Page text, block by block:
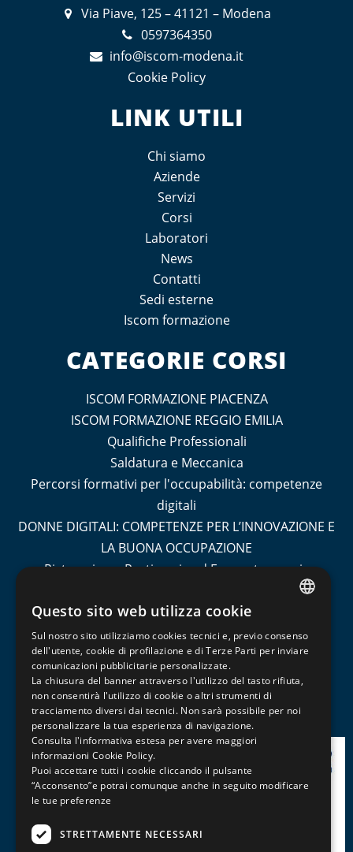
Via Piave, 125 – 41121 – Modena
0597364350
info@iscom-modena.it
Cookie Policy
LINK UTILI
Chi siamo
Aziende
Servizi
Corsi
Laboratori
News
Contatti
Sedi esterne
Iscom formazione
CATEGORIE CORSI
ISCOM FORMAZIONE PIACENZA
ISCOM FORMAZIONE REGGIO EMILIA
Qualifiche Professionali
Saldatura e Meccanica
Percorsi formativi per l'occupabilità: competenze
digitali
DONNE DIGITALI: COMPETENZE PER L’INNOVAZIONE E
LA BUONA OCCUPAZIONE
Ristorazione, Pasticceria ed Enogastronomia
Turismo
Contabilità e Amministrazione del Personale
Informatica, Grafica e Cad
Management, Marketing, Comunicazione e Social
Media
Patentini, Abilitazioni e Professioni
ENGLISH
Questo sito web utilizza cookie
Sul nostro sito utilizziamo cookies tecnici e, previo consenso
dell'utente, cookie di profilazione e di Terze Parti per inviare
comunicazioni pubblicitarie personalizzate.
La chiusura del banner attraverso l'utilizzo del tasto rifiuta,
non consentirà l'utilizzo di cookie o altri strumenti di
tracciamento diversi dai tecnici. Non sarà possibile per noi
personalizzare la tua esperienza di navigazione.
Consulta l'informativa estesa per avere maggiori
informazioni Cookie Policy.
Puoi accettare tutti i cookie cliccando il pulsante
“Acconsento”e potrai comunque anche in seguito modificare
le tue preferenze
STRETTAMENTE NECESSARI